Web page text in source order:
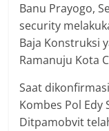
Banu Prayogo,
security
Baja Konstruksi
Ramanuju Kota
Saat
Kombes Pol
Ditpamobvit